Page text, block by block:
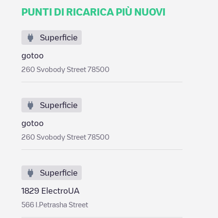
PUNTI DI RICARICA PIÙ NUOVI
Superficie
gotoo
260 Svobody Street 78500
Superficie
gotoo
260 Svobody Street 78500
Superficie
1829 ElectroUA
566 I.Petrasha Street